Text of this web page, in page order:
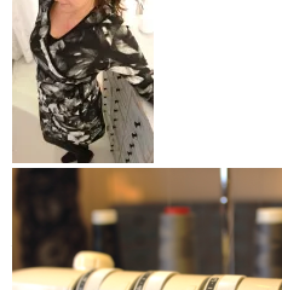
Behagelig
omslagskjole i
jersey med
elegant sving i